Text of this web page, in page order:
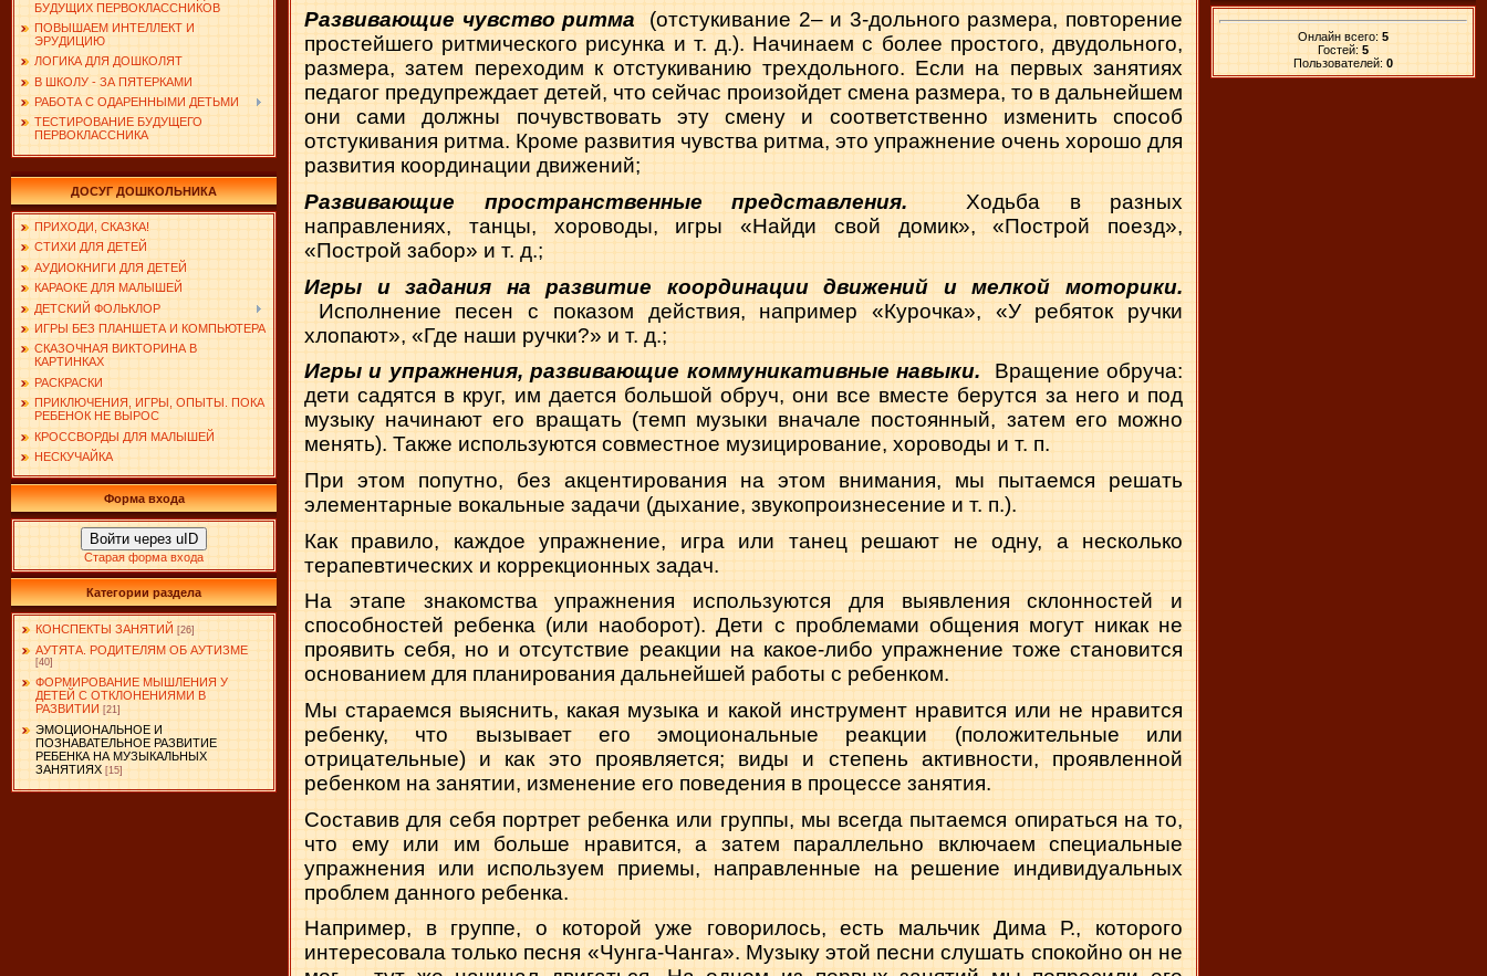
БУДУЩИХ ПЕРВОКЛАССНИКОВ
ПОВЫШАЕМ ИНТЕЛЛЕКТ И
ЭРУДИЦИЮ
ЛОГИКА ДЛЯ ДОШКОЛЯТ
В ШКОЛУ - ЗА ПЯТЕРКАМИ
РАБОТА С ОДАРЕННЫМИ ДЕТЬМИ
ТЕСТИРОВАНИЕ БУДУЩЕГО
ПЕРВОКЛАССНИКА
ДОСУГ ДОШКОЛЬНИКА
ПРИХОДИ, СКАЗКА!
СТИХИ ДЛЯ ДЕТЕЙ
АУДИОКНИГИ ДЛЯ ДЕТЕЙ
КАРАОКЕ ДЛЯ МАЛЫШЕЙ
ДЕТСКИЙ ФОЛЬКЛОР
ИГРЫ БЕЗ ПЛАНШЕТА И КОМПЬЮТЕРА
СКАЗОЧНАЯ ВИКТОРИНА В
КАРТИНКАХ
РАСКРАСКИ
ПРИКЛЮЧЕНИЯ, ИГРЫ, ОПЫТЫ. ПОКА
РЕБЕНОК НЕ ВЫРОС
КРОССВОРДЫ ДЛЯ МАЛЫШЕЙ
НЕСКУЧАЙКА
Форма входа
Войти через uID
Старая форма входа
Категории раздела
КОНСПЕКТЫ ЗАНЯТИЙ [26]
АУТЯТА. РОДИТЕЛЯМ ОБ АУТИЗМЕ
[40]
ФОРМИРОВАНИЕ МЫШЛЕНИЯ У
ДЕТЕЙ С ОТКЛОНЕНИЯМИ В
РАЗВИТИИ [21]
ЭМОЦИОНАЛЬНОЕ И
ПОЗНАВАТЕЛЬНОЕ РАЗВИТИЕ
РЕБЕНКА НА МУЗЫКАЛЬНЫХ
ЗАНЯТИЯХ [15]
Развивающие чувство ритма
(отстукивание 2– и 3-дольного размера, повторение
простейшего ритмического рисунка и т. д.). Начинаем с более простого, двудольного,
размера, затем переходим к отстукиванию трехдольного. Если на первых занятиях
педагог предупреждает детей, что сейчас произойдет смена размера, то в дальнейшем
они сами должны почувствовать эту смену и соответственно изменить способ
отстукивания ритма. Кроме развития чувства ритма, это упражнение очень хорошо для
развития координации движений;
Развивающие пространственные представления.
Ходьба в разных
направлениях, танцы, хороводы, игры «Найди свой домик», «Построй поезд»,
«Построй забор» и т. д.;
Игры и задания на развитие координации движений и мелкой моторики.
Исполнение песен с показом действия, например «Курочка», «У ребяток ручки
хлопают», «Где наши ручки?» и т. д.;
Игры и упражнения, развивающие коммуникативные навыки.
Вращение обруча:
дети садятся в круг, им дается большой обруч, они все вместе берутся за него и под
музыку начинают его вращать (темп музыки вначале постоянный, затем его можно
менять). Также используются совместное музицирование, хороводы и т. п.
При этом попутно, без акцентирования на этом внимания, мы пытаемся решать
элементарные вокальные задачи (дыхание, звукопроизнесение и т. п.).
Как правило, каждое упражнение, игра или танец решают не одну, а несколько
терапевтических и коррекционных задач.
На этапе знакомства упражнения используются для выявления склонностей и
способностей ребенка (или наоборот). Дети с проблемами общения могут никак не
проявить себя, но и отсутствие реакции на какое-либо упражнение тоже становится
основанием для планирования дальнейшей работы с ребенком.
Мы стараемся выяснить, какая музыка и какой инструмент нравится или не нравится
ребенку, что вызывает его эмоциональные реакции (положительные или
отрицательные) и как это проявляется; виды и степень активности, проявленной
ребенком на занятии, изменение его поведения в процессе занятия.
Составив для себя портрет ребенка или группы, мы всегда пытаемся опираться на то,
что ему или им больше нравится, а затем параллельно включаем специальные
упражнения или используем приемы, направленные на решение индивидуальных
проблем данного ребенка.
Например, в группе, о которой уже говорилось, есть мальчик Дима Р., которого
интересовала только песня «Чунга-Чанга». Музыку этой песни слушать спокойно он не
Онлайн всего: 5
Гостей: 5
Пользователей: 0